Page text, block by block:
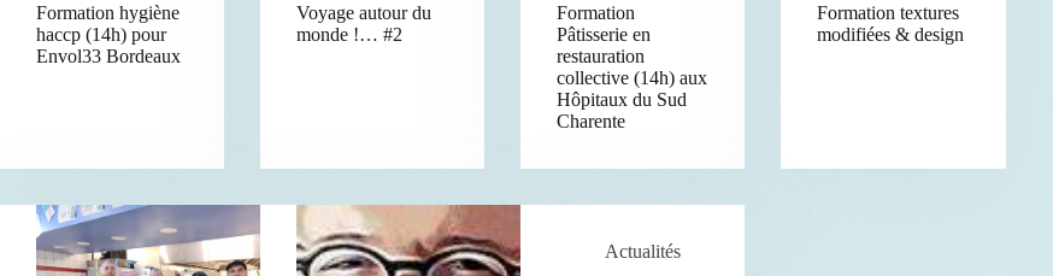
Formation hygiène
haccp (14h) pour
Envol33 Bordeaux
Voyage autour du
monde !… #2
Formation
Pâtisserie en
restauration
collective (14h) aux
Hôpitaux du Sud
Charente
Formation textures
modifiées & design
Actualités